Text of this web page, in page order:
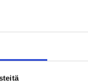
Ohjeita